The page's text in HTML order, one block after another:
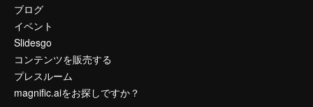
ブログ
イベント
Slidesgo
コンテンツを販売する
プレスルーム
magnific.aiをお探しですか？